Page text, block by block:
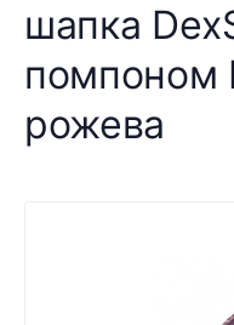
шапка
помпоном
рожева